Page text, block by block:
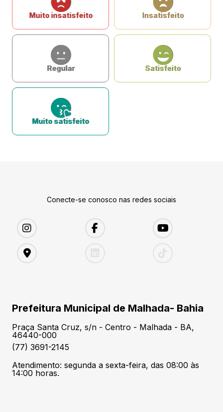
Muito insatisfeito Insatisfeito
Regular Satisfeito
Muito satisfeito
Conecte-se conosco nas redes sociais
Prefeitura Municipal de Malhada- Bahia
Praça Santa Cruz, s/n - Centro - Malhada - BA,
46440-000
(77) 3691-2145
Atendimento: segunda a sexta-feira, das 08:00 às
14:00 horas.